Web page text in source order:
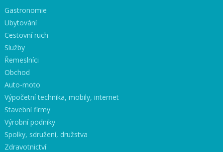
Gastronomie
Ubytování
Cestovní ruch
Služby
Řemeslníci
Obchod
Auto-moto
Výpočetní technika, mobily, internet
Stavební firmy
Výrobní podniky
Spolky, sdružení, družstva
Zdravotnictví